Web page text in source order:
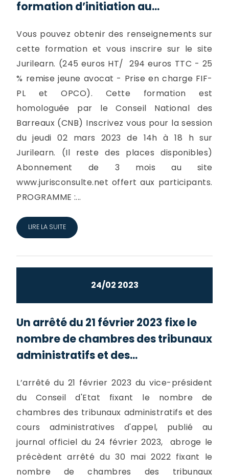
formation d’initiation au...
Vous pouvez obtenir des renseignements sur
cette formation et vous inscrire sur le site
Jurilearn. (245 euros HT/ 294 euros TTC - 25
% remise jeune avocat - Prise en charge FIF-
PL et OPCO). Cette formation est
homologuée par le Conseil National des
Barreaux (CNB) Inscrivez vous pour la session
du jeudi 02 mars 2023 de 14h à 18 h sur
Jurilearn. (Il reste des places disponibles)
Abonnement de 3 mois au site
www.jurisconsulte.net offert aux participants.
PROGRAMME :...
LIRE LA SUITE
24/02 2023
Un arrêté du 21 février 2023 fixe le
nombre de chambres des tribunaux
administratifs et des...
L’arrêté du 21 février 2023 du vice-président
du Conseil d'Etat fixant le nombre de
chambres des tribunaux administratifs et des
cours administratives d'appel, publié au
journal officiel du 24 février 2023, abroge le
précèdent arrêté du 30 mai 2022 fixant le
nombre de chambres des tribunaux